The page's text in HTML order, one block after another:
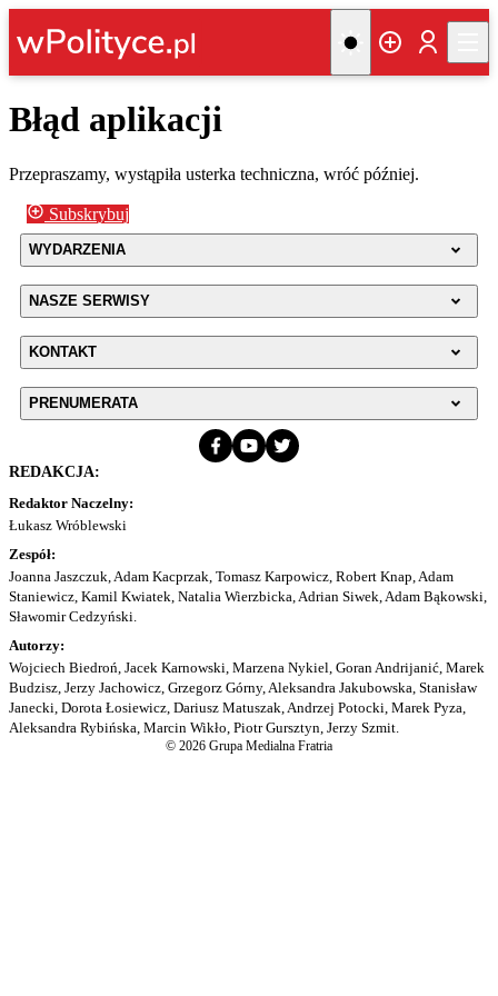
Błąd aplikacji
Przepraszamy, wystąpiła usterka techniczna, wróć później.
Subskrybuj
WYDARZENIA
NASZE SERWISY
KONTAKT
PRENUMERATA
REDAKCJA:
Redaktor Naczelny:
Łukasz Wróblewski
Zespół:
Joanna Jaszczuk, Adam Kacprzak, Tomasz Karpowicz, Robert Knap, Adam
Staniewicz, Kamil Kwiatek, Natalia Wierzbicka, Adrian Siwek, Adam Bąkowski,
Sławomir Cedzyński.
Autorzy:
Wojciech Biedroń, Jacek Karnowski, Marzena Nykiel, Goran Andrijanić, Marek
Budzisz, Jerzy Jachowicz, Grzegorz Górny, Aleksandra Jakubowska, Stanisław
Janecki, Dorota Łosiewicz, Dariusz Matuszak, Andrzej Potocki, Marek Pyza,
Aleksandra Rybińska, Marcin Wikło, Piotr Gursztyn, Jerzy Szmit.
© 2026 Grupa Medialna Fratria